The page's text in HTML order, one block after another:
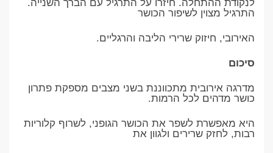
לנקודת ההתחלה. חיזרו על התרגיל עם הברך השנייה.
התרגיל מצוין לשיפור הכושר
האירובי, חיזוק שרירי הליבה והרגליים.
סיכום
מדרגה אירובית מתכווננת בשני מצבים מספקת פתרון
כושר מדהים לכל הרמות.
היא מאפשרת לשפר את הכושר הגופני, לשרוף קלוריות
רבות, לחזק שרירים ולגוון את